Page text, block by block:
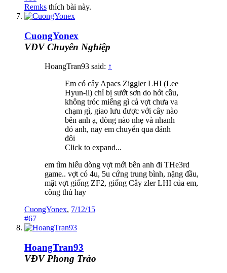
Remks thích bài này.
CuongYonex
VĐV Chuyên Nghiệp
HoangTran93 said: ↑
Em có cây Apacs Ziggler LHI (Lee
Hyun-il) chỉ bị sướt sơn do hớt cầu,
không tróc miếng gì cả vợt chưa va
chạm gì, giao lưu được với cây nào
bên anh ạ, dòng nào nhẹ và nhanh
đó anh, nay em chuyển qua đánh
đôi
Click to expand...
em tìm hiểu dòng vợt mới bên anh đi THe3rd
game.. vợt có 4u, 5u cứng trung bình, nặng đầu,
mặt vợt giống ZF2, giống Cây zler LHI của em,
công thủ hay
CuongYonex, 7/12/15
#67
HoangTran93
VĐV Phong Trào